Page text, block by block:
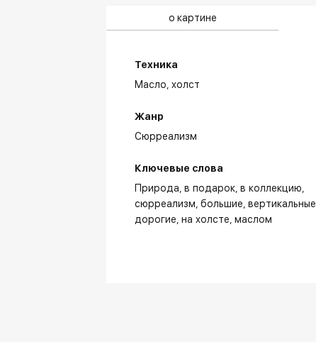
о картине
Техника
Масло,холст
Жанр
Сюрреализм
Ключевые слова
Природа в подарок в коллекцию
сюрреализм большие вертикальные
дорогие на холсте маслом